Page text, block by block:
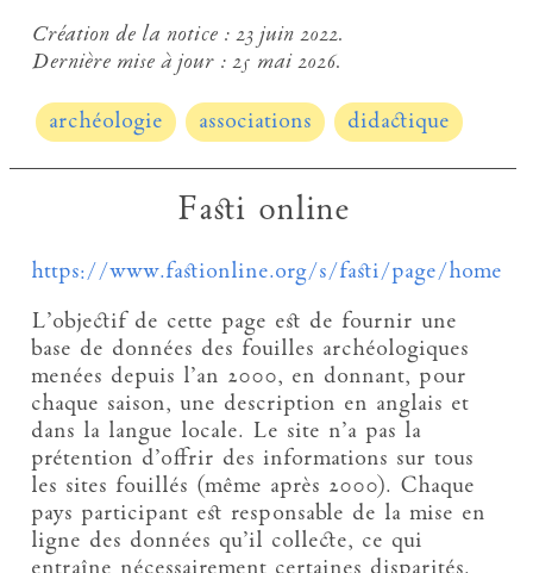
Création de la notice :23 juin 2022.
Dernière mise à jour :25 mai 2026.
archéologie associations didactique
Fasti online
https://www.fastionline.org/s/fasti/page/home
L’objectif de cette page est de fournir une
base de données des fouilles archéologiques
menées depuis l’an 2000, en donnant, pour
chaque saison, une description en anglais et
dans la langue locale. Le site n’a pas la
prétention d’offrir des informations sur tous
les sites fouillés (même après 2000). Chaque
pays participant est responsable de la mise en
ligne des données qu’il collecte, ce qui